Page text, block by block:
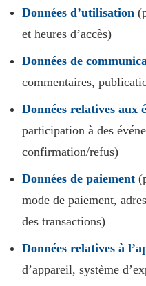
Données d’utilisation
et heures d’accès)
Données de
commentaires,
Données relatives aux
participation à des
confirmation/refus)
Données de paiement
mode de paiement,
des transactions)
Données relatives à
d’appareil, système